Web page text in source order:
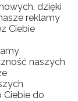
dzięki
reklamy
Ciebie
naszych
do